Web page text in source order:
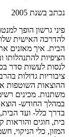
נכתב בשנת 2005
פיני גרשון הופך
להדרכה האישית
הבית. איך מאזנים
הציפיות להתנהלותו
לנסות לעשות סדר
ציבוריות גדולות
ההוצאות השוטפות
משתנות. מכינים
במהלך החודש-
בדרך כלל- ועד
בית, חוגים
המזון, כלי הניקוי,